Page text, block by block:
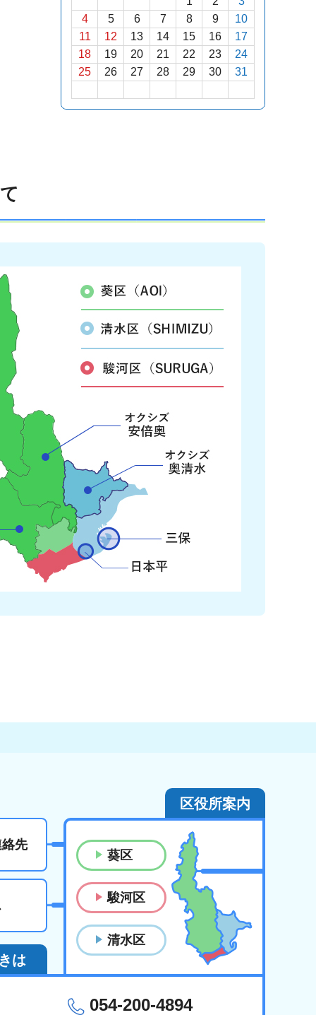
4
5 6 7 8 9
10
11
12 13 14 15 16
17
18
19 20 21 22 23
24
25
26 27 28 29 30 31
先
区役所案内
葵区
駿河区
清水区
は
054-200-4894